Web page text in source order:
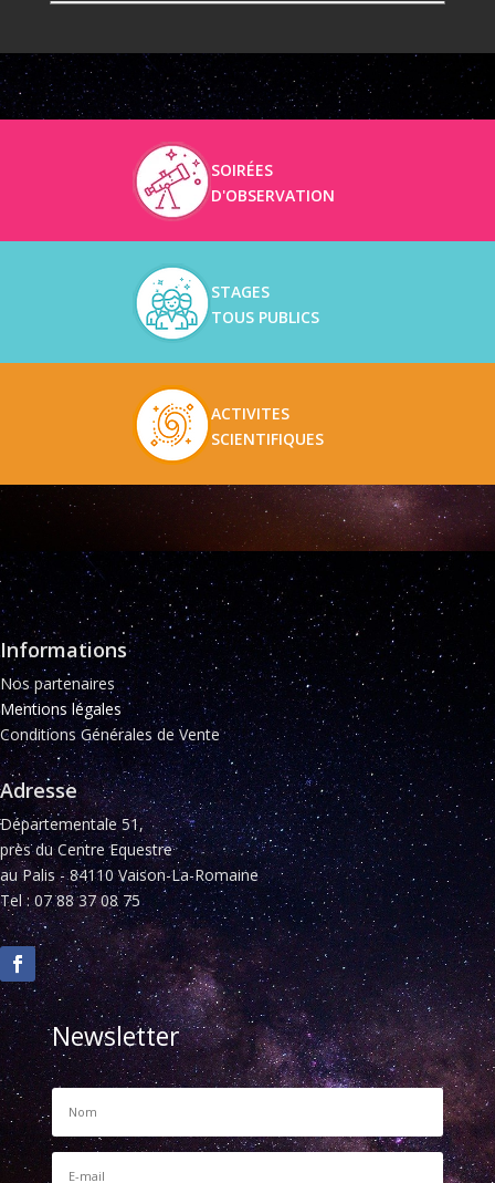
SOIRÉES
D'OBSERVATION
STAGES
TOUS PUBLICS
ACTIVITES
SCIENTIFIQUES
Informations
Nos partenaires
Mentions légales
Conditions Générales de Vente
Adresse
Départementale 51,
près du Centre Equestre
au Palis - 84110 Vaison-La-Romaine
Tel : 07 88 37 08 75
Newsletter